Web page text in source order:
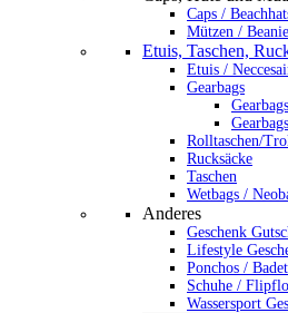
Caps /
Mützen /
Etuis, Taschen,
Etuis /
Gearbags
Rolltaschen/
Rucksäcke
Taschen
Wetbags /
Anderes
Geschenk
Lifestyle
Ponchos /
Schuhe /
Wassersport